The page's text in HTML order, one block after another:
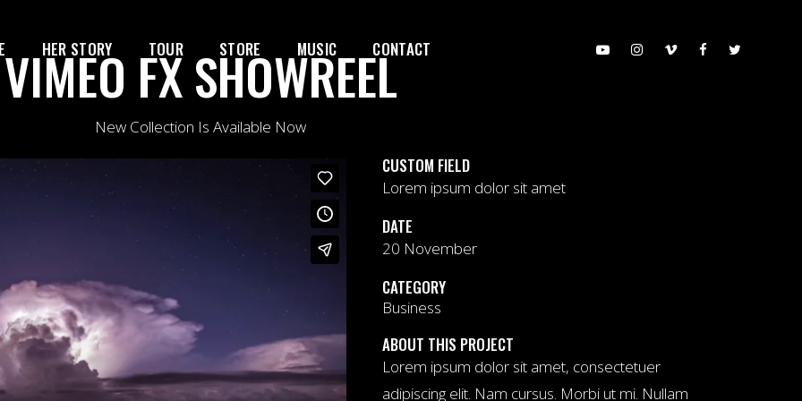
HER STORY TOUR STORE MUSIC CONTACT
VIMEO FX SHOWREEL
New Collection Is Available Now
CUSTOM FIELD
Lorem ipsum dolor sit amet
DATE
20 November
CATEGORY
Business
ABOUT THIS PROJECT
Lorem ipsum dolor sit amet, consectetuer
adipiscing elit. Nam cursus. Morbi ut mi. Nullam